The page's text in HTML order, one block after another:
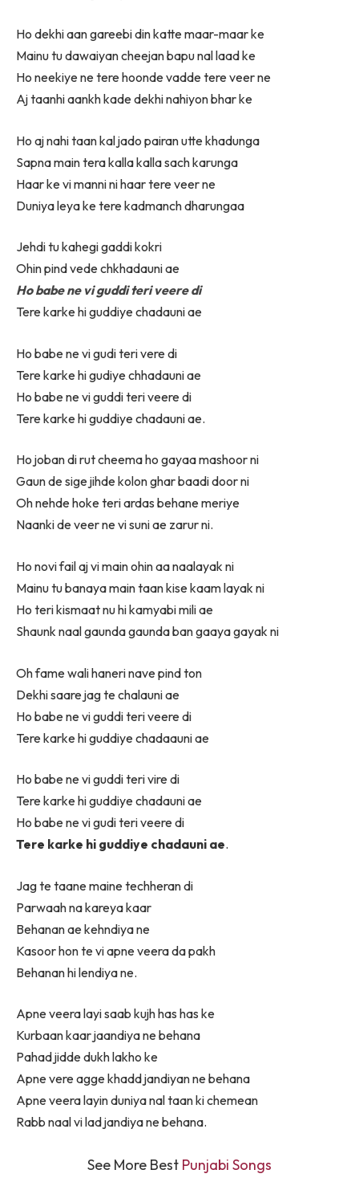
Ho dekhi aan gareebi din katte maar-maar ke
Mainu tu dawaiyan cheejan bapu nal laad ke
Ho neekiye ne tere hoonde vadde tere veer ne
Aj taanhi aankh kade dekhi nahiyon bhar ke
Ho aj nahi taan kal jado pairan utte khadunga
Sapna main tera kalla kalla sach karunga
Haar ke vi manni ni haar tere veer ne
Duniya leya ke tere kadmanch dharungaa
Jehdi tu kahegi gaddi kokri
Ohin pind vede chkhadauni ae
Ho babe ne vi guddi teri veere di
Tere karke hi guddiye chadauni ae
Ho babe ne vi gudi teri vere di
Tere karke hi gudiye chhadauni ae
Ho babe ne vi guddi teri veere di
Tere karke hi guddiye chadauni ae.
Ho joban di rut cheema ho gayaa mashoor ni
Gaun de sige jihde kolon ghar baadi door ni
Oh nehde hoke teri ardas behane meriye
Naanki de veer ne vi suni ae zarur ni.
Ho novi fail aj vi main ohin aa naalayak ni
Mainu tu banaya main taan kise kaam layak ni
Ho teri kismaat nu hi kamyabi mili ae
Shaunk naal gaunda gaunda ban gaaya gayak ni
Oh fame wali haneri nave pind ton
Dekhi saare jag te chalauni ae
Ho babe ne vi guddi teri veere di
Tere karke hi guddiye chadaauni ae
Ho babe ne vi guddi teri vire di
Tere karke hi guddiye chadauni ae
Ho babe ne vi gudi teri veere di
Tere karke hi guddiye chadauni ae.
Jag te taane maine techheran di
Parwaah na kareya kaar
Behanan ae kehndiya ne
Kasoor hon te vi apne veera da pakh
Behanan hi lendiya ne.
Apne veera layi saab kujh has has ke
Kurbaan kaar jaandiya ne behana
Pahad jidde dukh lakho ke
Apne vere agge khadd jandiyan ne behana
Apne veera layin duniya nal taan ki chemean
Rabb naal vi lad jandiya ne behana.
See More Best Punjabi Songs